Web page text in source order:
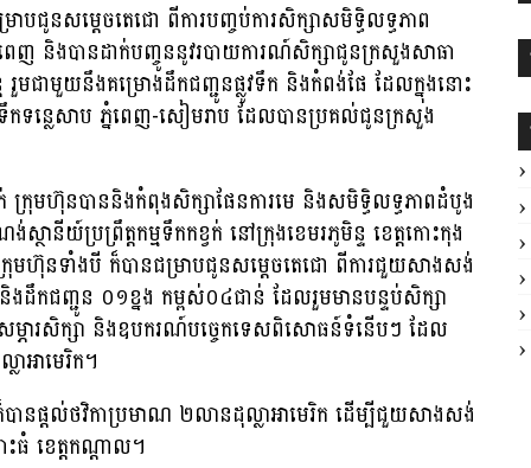
ាបជូនសម្តេចតេជោ ពីការបញ្ចប់ការសិក្សាសមិទ្ធិលទ្ធភាព
ពេញ និងបានដាក់បញ្ចូននូវរបាយការណ៍សិក្សាជូនក្រសួងសាធា
មជាមួយនឹងគម្រោងដឹកជញ្ជូនផ្លូវទឹក និងកំពង់ផែ ដែលក្នុងនោះ
កទន្លេសាប ភ្នំពេញ-សៀមរាប ដែលបានប្រគល់ជូនក្រសួង
រុមហ៊ុនបាននិងកំពុងសិក្សាផែនការមេ និងសមិទ្ធិលទ្ធភាពដំបូង
ានីយ៍ប្រព្រឹត្តកម្មទឹកកខ្វក់ នៅក្រុងខេមរភូមិន្ទ ខេត្តកោះកុង
រុមហ៊ុនទាំងបី ក៏បានជម្រាបជូនសម្តេចតេជោ ពីការជួយសាងសង់
ងដឹកជញ្ជូន ០១ខ្នង កម្ពស់០៤ជាន់ ដែលរួមមានបន្ទប់សិក្សា
ម្ភារសិក្សា និងឧបករណ៍បច្ចេកទេសពិសោធន៍ទំនើបៗ ដែល
អាមេរិក។
ានផ្តល់ថវិកាប្រមាណ ២លានដុល្លាអាមេរិក ដើម្បីជួយសាងសង់
ធំ ខេត្តកណ្តាល។